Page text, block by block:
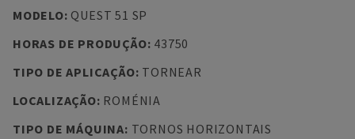
MODELO: QUEST 51 SP
HORAS DE PRODUÇÃO: 43750
TIPO DE APLICAÇÃO: TORNEAR
LOCALIZAÇÃO: ROMÉNIA
TIPO DE MÁQUINA: TORNOS HORIZONTAIS